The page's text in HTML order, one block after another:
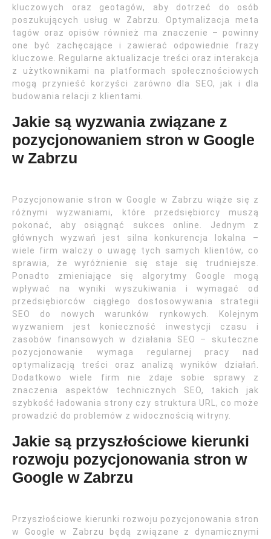
kluczowych oraz geotagów, aby dotrzeć do osób
poszukujących usług w Zabrzu. Optymalizacja meta
tagów oraz opisów również ma znaczenie – powinny
one być zachęcające i zawierać odpowiednie frazy
kluczowe. Regularne aktualizacje treści oraz interakcja
z użytkownikami na platformach społecznościowych
mogą przynieść korzyści zarówno dla SEO, jak i dla
budowania relacji z klientami.
Jakie są wyzwania związane z
pozycjonowaniem stron w Google
w Zabrzu
Pozycjonowanie stron w Google w Zabrzu wiąże się z
różnymi wyzwaniami, które przedsiębiorcy muszą
pokonać, aby osiągnąć sukces online. Jednym z
głównych wyzwań jest silna konkurencja lokalna –
wiele firm walczy o uwagę tych samych klientów, co
sprawia, że wyróżnienie się staje się trudniejsze.
Ponadto zmieniające się algorytmy Google mogą
wpływać na wyniki wyszukiwania i wymagać od
przedsiębiorców ciągłego dostosowywania strategii
SEO do nowych warunków rynkowych. Kolejnym
wyzwaniem jest konieczność inwestycji czasu i
zasobów finansowych w działania SEO – skuteczne
pozycjonowanie wymaga regularnej pracy nad
optymalizacją treści oraz analizą wyników działań.
Dodatkowo wiele firm nie zdaje sobie sprawy z
znaczenia aspektów technicznych SEO, takich jak
szybkość ładowania strony czy struktura URL, co może
prowadzić do problemów z widocznością witryny.
Jakie są przyszłościowe kierunki
rozwoju pozycjonowania stron w
Google w Zabrzu
Przyszłościowe kierunki rozwoju pozycjonowania stron
w Google w Zabrzu będą związane z dynamicznymi